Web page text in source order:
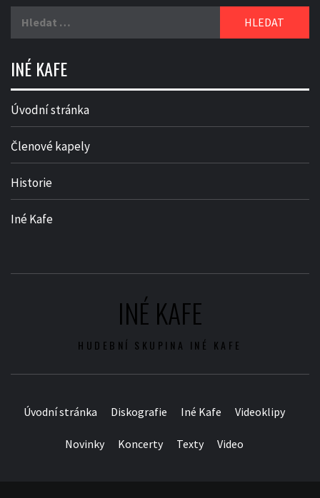
INÉ KAFE
Úvodní stránka
Členové kapely
Historie
Iné Kafe
INÉ KAFE
HUDEBNÍ SKUPINA INÉ KAFE
Úvodní stránka Diskografie Iné Kafe Videoklipy
Novinky Koncerty Texty Video